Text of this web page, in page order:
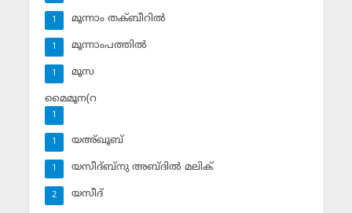
മൂന്നാം തക്ബീറില്‍
1
മൂന്നാംപത്തില്‍
1
മൂസ
1
മൈമൂന(റ
1
യഅ്ഖൂബ്‌
1
യസീദ്ബ്‌നു അബ്ദില്‍ മലിക്‌
1
യസീദ്‌
2